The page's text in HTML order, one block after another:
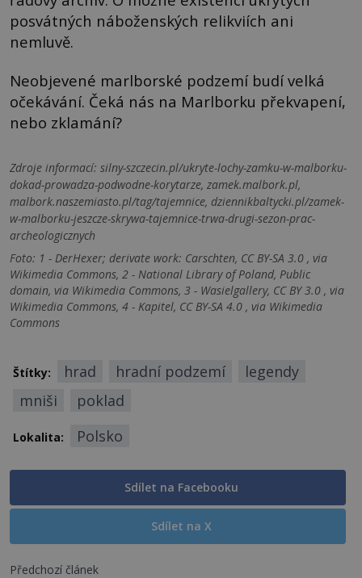
posvátných náboženských relikviích ani
nemluvě.
Neobjevené marlborské podzemí budí velká
očekávání. Čeká nás na Marlborku překvapení,
nebo zklamání?
Zdroje informací: silny-szczecin.pl/ukryte-lochy-zamku-w-malborku-
dokad-prowadza-podwodne-korytarze, zamek.malbork.pl,
malbork.naszemiasto.pl/tag/tajemnice, dziennikbaltycki.pl/zamek-
w-malborku-jeszcze-skrywa-tajemnice-trwa-drugi-sezon-prac-
archeologicznych
Foto: 1 - DerHexer; derivate work: Carschten, CC BY-SA 3.0 , via
Wikimedia Commons, 2 - National Library of Poland, Public
domain, via Wikimedia Commons, 3 - Wasielgallery, CC BY 3.0 , via
Wikimedia Commons, 4 - Kapitel, CC BY-SA 4.0 , via Wikimedia
Commons
Štítky: hrad hradní podzemí
legendy
mniši
poklad
Lokalita: Polsko
Sdílet na Facebooku
Sdílet na X
Předchozí článek